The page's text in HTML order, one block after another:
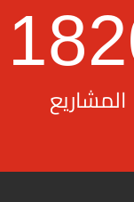
المشاريع